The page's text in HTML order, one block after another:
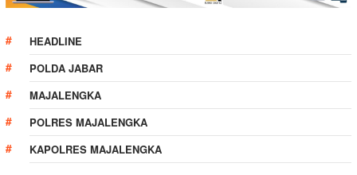
HEADLINE
POLDA JABAR
MAJALENGKA
POLRES MAJALENGKA
KAPOLRES MAJALENGKA